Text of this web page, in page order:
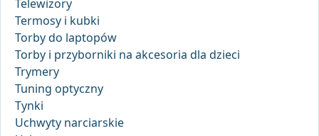
Telewizory
Termosy i kubki
Torby do laptopów
Torby i przyborniki na akcesoria dla dzieci
Trymery
Tuning optyczny
Tynki
Uchwyty narciarskie